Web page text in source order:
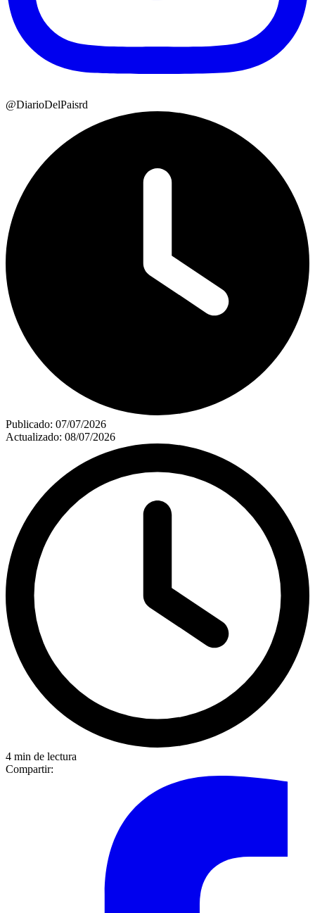
@DiarioDelPaisrd
Publicado: 07/07/2026
Actualizado: 08/07/2026
4 min de lectura
Compartir: